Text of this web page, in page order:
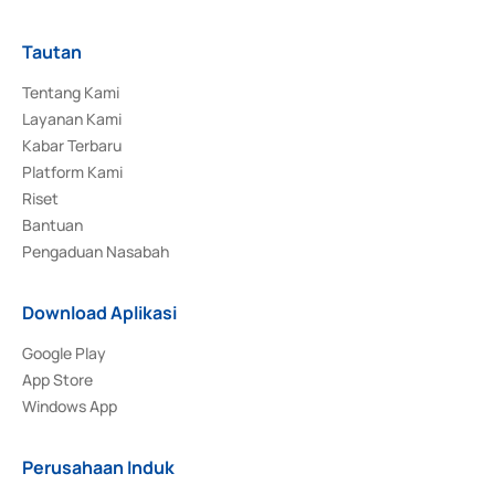
Tautan
Tentang Kami
Layanan Kami
Kabar Terbaru
Platform Kami
Riset
Bantuan
Pengaduan Nasabah
Download Aplikasi
Google Play
App Store
Windows App
Perusahaan Induk